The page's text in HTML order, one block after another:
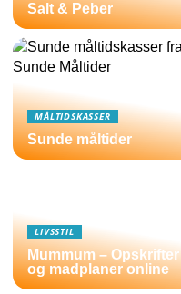
Salt & Peber
MÅLTIDSKASSER
Sunde måltider
LIVSSTIL
Mummum – Opskrifter
og madplaner online